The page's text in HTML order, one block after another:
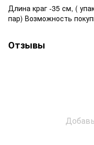
Длина краг -35 см, (
пар) Возможность
Отзывы